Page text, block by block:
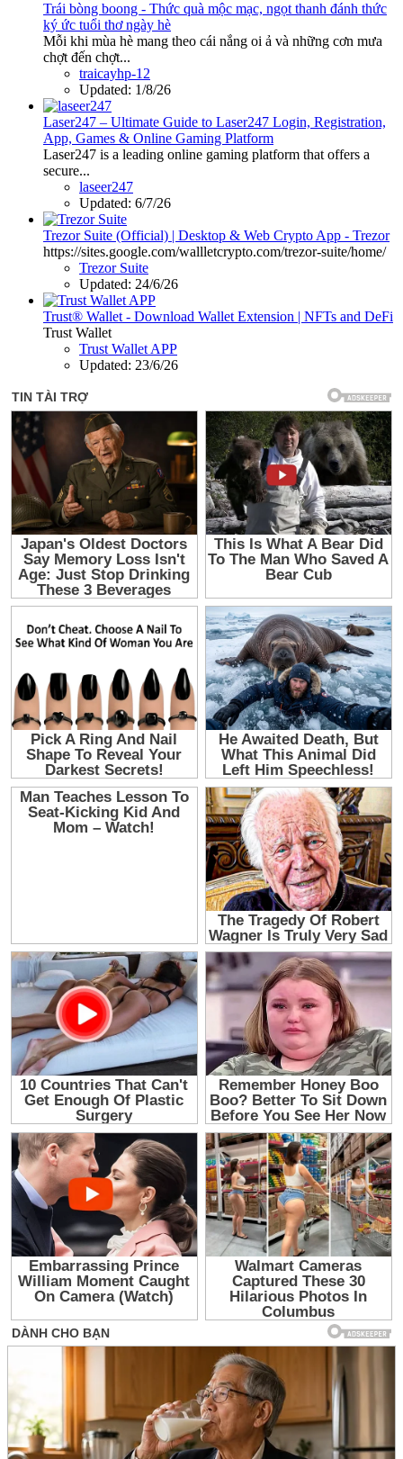
Trái bòng boong - Thức quà mộc mạc, ngọt thanh đánh thức
ký ức tuổi thơ ngày hè
Mỗi khi mùa hè mang theo cái nắng oi ả và những cơn mưa
chợt đến chợt...
traicayhp-12
Updated: 1/8/26
Laser247 – Ultimate Guide to Laser247 Login, Registration,
App, Games & Online Gaming Platform
Laser247 is a leading online gaming platform that offers a
secure...
laseer247
Updated: 6/7/26
Trezor Suite (Official) | Desktop & Web Crypto App - Trezor
https://sites.google.com/wallletcrypto.com/trezor-suite/home/
Trezor Suite
Updated: 24/6/26
Trust® Wallet - Download Wallet Extension | NFTs and DeFi
Trust Wallet
Trust Wallet APP
Updated: 23/6/26